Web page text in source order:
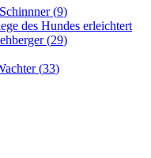
(9)
des Hundes erleichtert
(29)
(33)